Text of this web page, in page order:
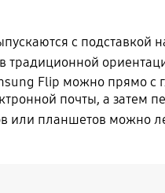
с
традиционной
Flip можно прямо с
почты, а затем
или планшетов можно